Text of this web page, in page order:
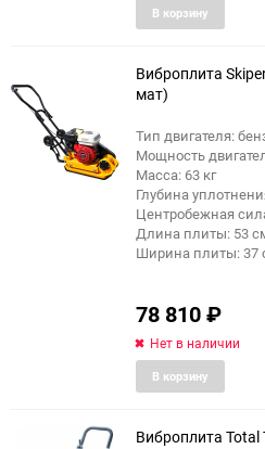
В корзину
Виброплита
мат)
Тип двигателя:
Мощность
Масса: 63 кг
Глубина
Центробежная
Длина плиты: 53
Ширина плиты: 37
78 810₽
Нет в наличии
В корзину
Виброплита Total